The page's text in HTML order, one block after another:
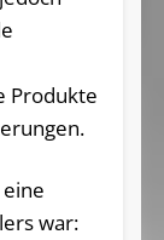
Produkte
war: